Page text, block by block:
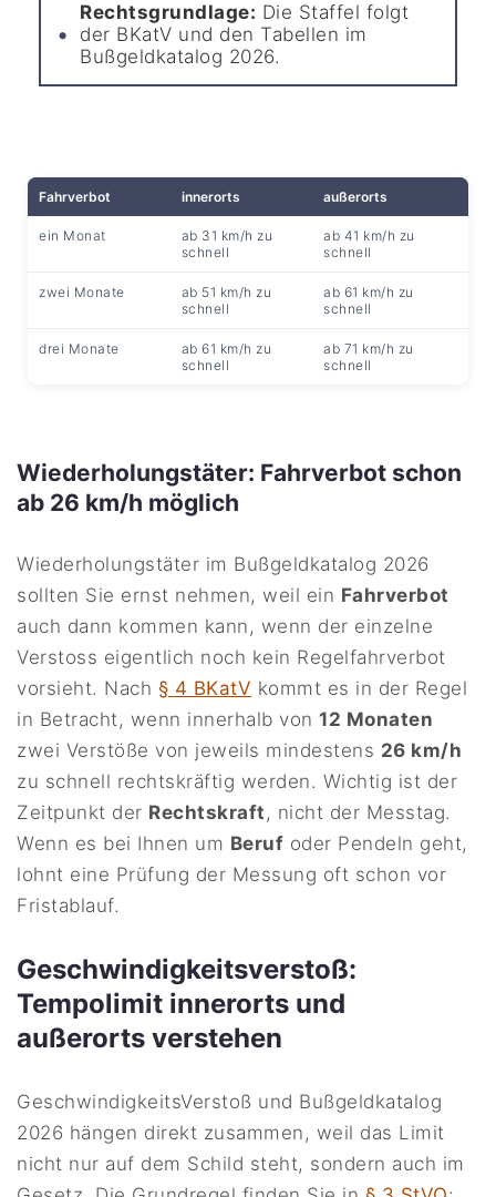
Rechtsgrundlage: Die Staffel folgt
der BKatV und den Tabellen im
Bußgeldkatalog 2026.
Fahrverbot innerorts außerorts
ein Monat
ab 31 km/h zu
schnell
ab 41 km/h zu
schnell
zwei Monate
ab 51 km/h zu
schnell
ab 61 km/h zu
schnell
drei Monate
ab 61 km/h zu
schnell
ab 71 km/h zu
schnell
Wiederholungstäter: Fahrverbot schon
ab 26 km/h möglich
Wiederholungstäter im Bußgeldkatalog 2026
sollten Sie ernst nehmen, weil ein Fahrverbot
auch dann kommen kann, wenn der einzelne
Verstoss eigentlich noch kein Regelfahrverbot
vorsieht. Nach § 4 BKatV kommt es in der Regel
in Betracht, wenn innerhalb von12 Monaten
zwei Verstöße von jeweils mindestens 26 km/h
zu schnell rechtskräftig werden. Wichtig ist der
Zeitpunkt der Rechtskraft, nicht der Messtag.
Wenn es bei Ihnen um Beruf oder Pendeln geht,
lohnt eine Prüfung der Messung oft schon vor
Fristablauf.
Geschwindigkeitsverstoß:
Tempolimit innerorts und
außerorts verstehen
GeschwindigkeitsVerstoß und Bußgeldkatalog
2026 hängen direkt zusammen, weil das Limit
nicht nur auf dem Schild steht, sondern auch im